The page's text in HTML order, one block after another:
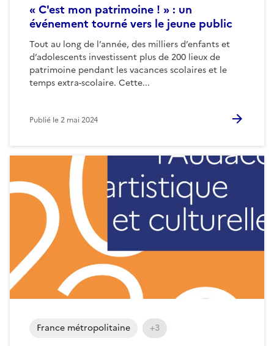
« C'est mon patrimoine ! » : un
événement tourné vers le jeune public
Tout au long de l’année, des milliers d’enfants et
d’adolescents investissent plus de 200 lieux de
patrimoine pendant les vacances scolaires et le
temps extra-scolaire. Cette...
Publié le2 mai 2024
France métropolitaine +3